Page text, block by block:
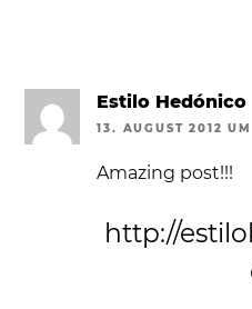
Estilo Hedónico
13. AUGUST 2012
Amazing post!!!
http://